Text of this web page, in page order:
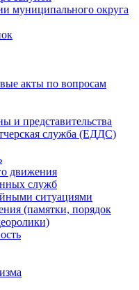
муниципального округа
акты по вопросам
и представительства
служба (ЕДДС)
движения
служб
ситуациями
(памятки, порядок